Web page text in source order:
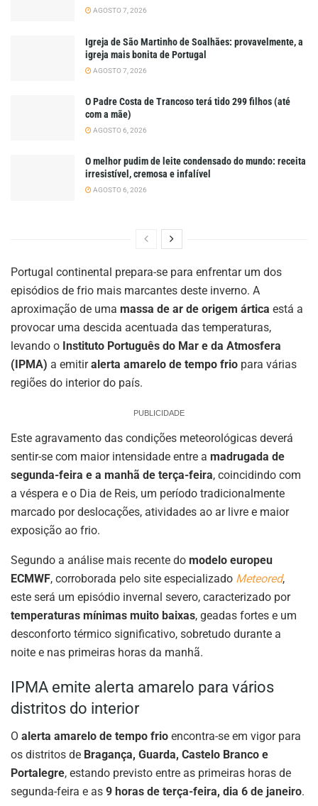
AGOSTO 7, 2026
Igreja de São Martinho de Soalhães: provavelmente, a
igreja mais bonita de Portugal
AGOSTO 7, 2026
O Padre Costa de Trancoso terá tido 299 filhos (até
com a mãe)
AGOSTO 6, 2026
O melhor pudim de leite condensado do mundo: receita
irresistível, cremosa e infalível
AGOSTO 6, 2026
Portugal continental prepara-se para enfrentar um dos
episódios de frio mais marcantes deste inverno. A
aproximação de uma massa de ar de origem ártica está a
provocar uma descida acentuada das temperaturas,
levando o Instituto Português do Mar e da Atmosfera
(IPMA) a emitiralerta amarelo de tempo frio para várias
regiões do interior do país.
PUBLICIDADE
Este agravamento das condições meteorológicas deverá
sentir-se com maior intensidade entre a madrugada de
segunda-feira e a manhã de terça-feira, coincidindo com
a véspera e o Dia de Reis, um período tradicionalmente
marcado por deslocações, atividades ao ar livre e maior
exposição ao frio.
Segundo a análise mais recente do modelo europeu
ECMWF, corroborada pelo site especializado Meteored,
este será um episódio invernal severo, caracterizado por
temperaturas mínimas muito baixas, geadas fortes e um
desconforto térmico significativo, sobretudo durante a
noite e nas primeiras horas da manhã.
IPMA emite alerta amarelo para vários
distritos do interior
O alerta amarelo de tempo frio encontra-se em vigor para
os distritos de Bragança, Guarda, Castelo Branco e
Portalegre, estando previsto entre as primeiras horas de
segunda-feira e as 9 horas de terça-feira, dia 6 de janeiro.